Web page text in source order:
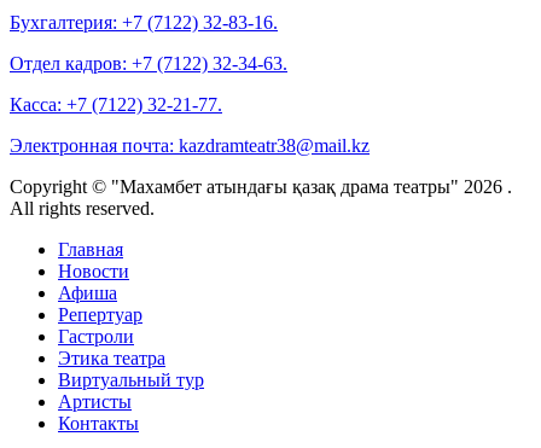
Бухгалтерия: +7 (7122) 32-83-16.
Отдел кадров: +7 (7122) 32-34-63.
Касса: +7 (7122) 32-21-77.
Электронная почта: kazdramteatr38@mail.kz
Copyright © "Махамбет атындағы қазақ драма театры" 2026 .
All rights reserved.
Главная
Новости
Афиша
Репертуар
Гастроли
Этика театра
Виртуальный тур
Артисты
Контакты